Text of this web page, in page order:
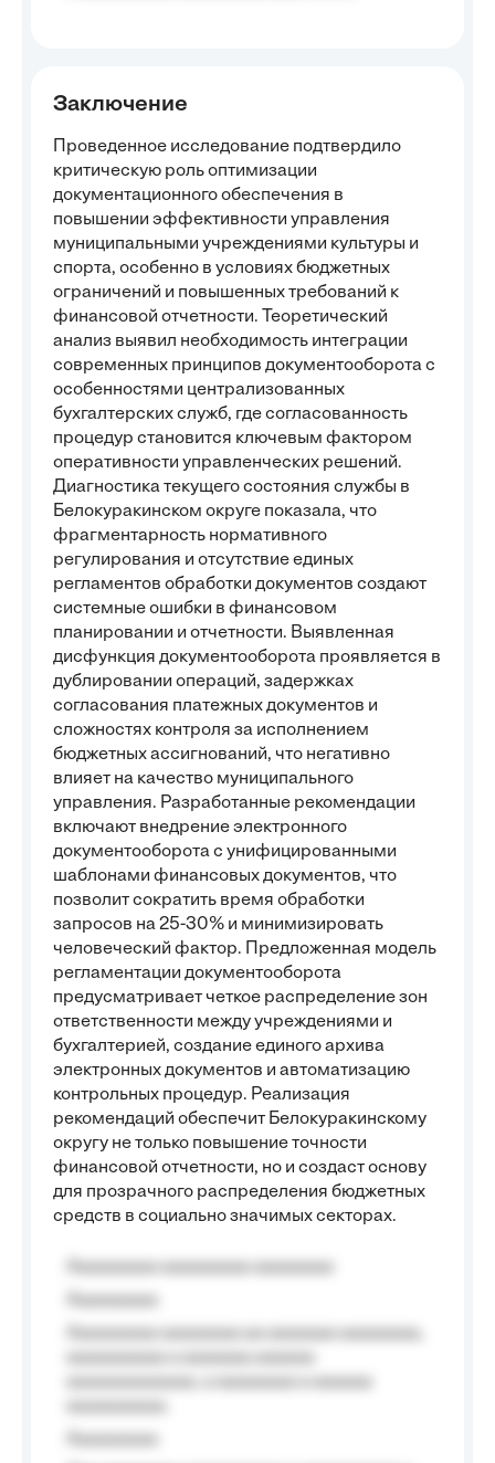
Заключение
Проведенное исследование подтвердило
критическую роль оптимизации
документационного обеспечения в
повышении эффективности управления
муниципальными учреждениями культуры и
спорта, особенно в условиях бюджетных
ограничений и повышенных требований к
финансовой отчетности. Теоретический
анализ выявил необходимость интеграции
современных принципов документооборота с
особенностями централизованных
бухгалтерских служб, где согласованность
процедур становится ключевым фактором
оперативности управленческих решений.
Диагностика текущего состояния службы в
Белокуракинском округе показала, что
фрагментарность нормативного
регулирования и отсутствие единых
регламентов обработки документов создают
системные ошибки в финансовом
планировании и отчетности. Выявленная
дисфункция документооборота проявляется в
дублировании операций, задержках
согласования платежных документов и
сложностях контроля за исполнением
бюджетных ассигнований, что негативно
влияет на качество муниципального
управления. Разработанные рекомендации
включают внедрение электронного
документооборота с унифицированными
шаблонами финансовых документов, что
позволит сократить время обработки
запросов на 25-30% и минимизировать
человеческий фактор. Предложенная модель
регламентации документооборота
предусматривает четкое распределение зон
ответственности между учреждениями и
бухгалтерией, создание единого архива
электронных документов и автоматизацию
контрольных процедур. Реализация
рекомендаций обеспечит Белокуракинскому
округу не только повышение точности
финансовой отчетности, но и создаст основу
для прозрачного распределения бюджетных
средств в социально значимых секторах.